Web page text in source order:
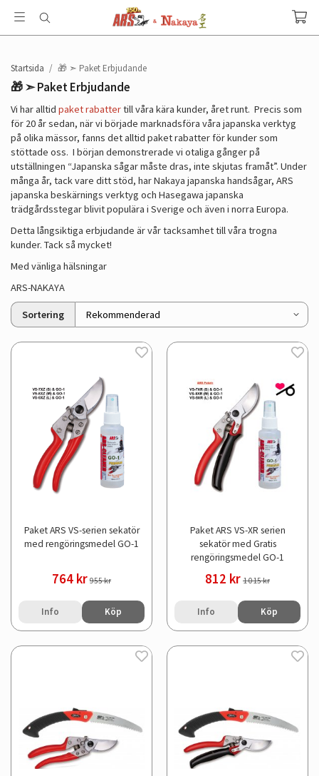
Startsida / 🎁 ➣ Paket Erbjudande
🎁 ➣ Paket Erbjudande
Vi har alltid paket rabattertill våra kära kunder, året runt. Precis som
för 20 år sedan, när vi började marknadsföra våra japanska verktyg
på olika mässor, fanns det alltid paket rabatter för kunder som
stöttade oss. I början demonstrerade vi otaliga gånger på
utställningen “Japanska sågar måste dras, inte skjutas framåt”. Under
många år, tack vare ditt stöd, har Nakaya japanska handsågar, ARS
japanska beskärnings verktyg och Hasegawa japanska
trädgårdsstegar blivit populära i Sverige och även i norra Europa.
Detta långsiktiga erbjudande är vår tacksamhet till våra trogna
kunder. Tack så mycket!
Med vänliga hälsningar
ARS-NAKAYA
Sortering
Paket ARS VS-serien sekatör
med rengöringsmedel GO-1
764 kr 955 kr
Info Köp
Paket ARS VS-XR serien
sekatör med Gratis
rengöringsmedel GO-1
812 kr 1 015 kr
Info Köp